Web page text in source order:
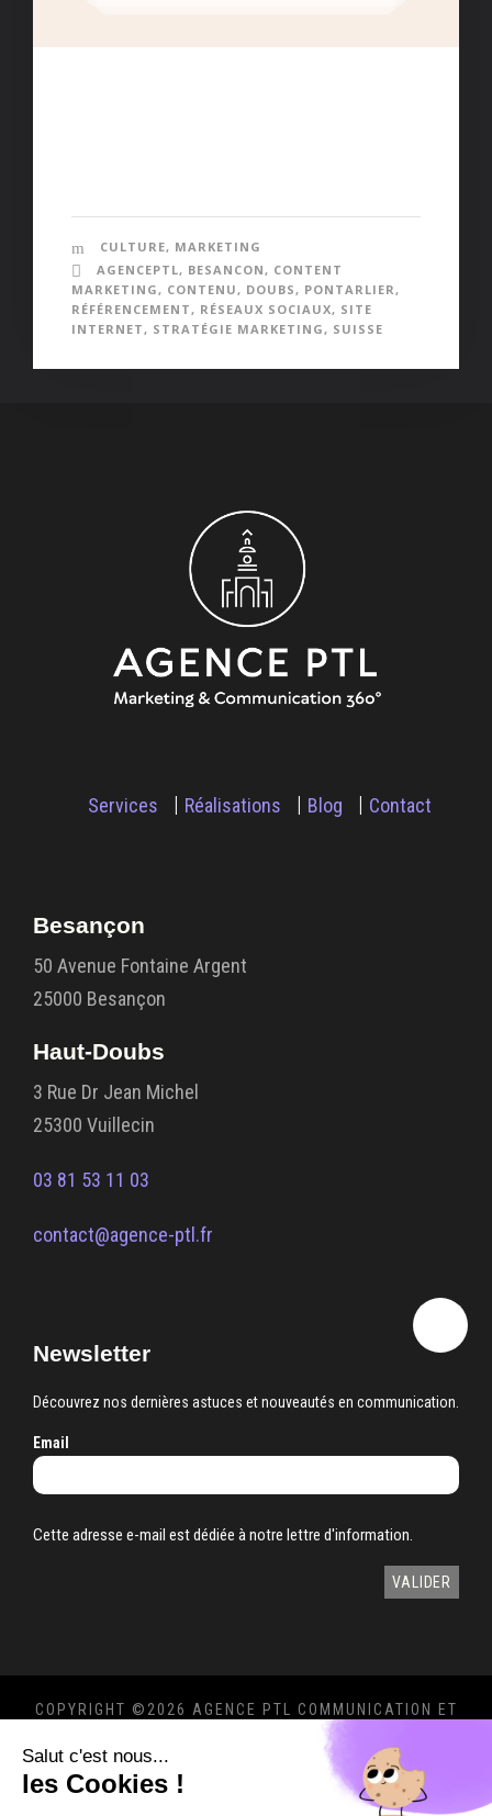
CULTURE, MARKETING
AGENCEPTL, BESANCON, CONTENT
MARKETING, CONTENU, DOUBS, PONTARLIER,
RÉFÉRENCEMENT, RÉSEAUX SOCIAUX, SITE
INTERNET, STRATÉGIE MARKETING, SUISSE
Services Réalisations Blog Contact
Besançon
50 Avenue Fontaine Argent
25000 Besançon
Haut-Doubs
3 Rue Dr Jean Michel
25300 Vuillecin
03 81 53 11 03
contact@agence-ptl.fr
Newsletter
Découvrez nos dernières astuces et nouveautés en communication.
Email
Cette adresse e-mail est dédiée à notre lettre d'information.
COPYRIGHT © 2026 AGENCE PTL COMMUNICATION ET
MENTIONS LÉGALES
POLITIQUE DE
CONFIDENTIALITÉ
Salut c'est nous...
les Cookies !